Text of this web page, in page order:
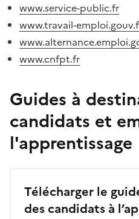
www.service-public.fr
www.travail-
www.cnfpt.fr
Guides à
candidats et
l'apprentissage
Télécharger le
des candidats à